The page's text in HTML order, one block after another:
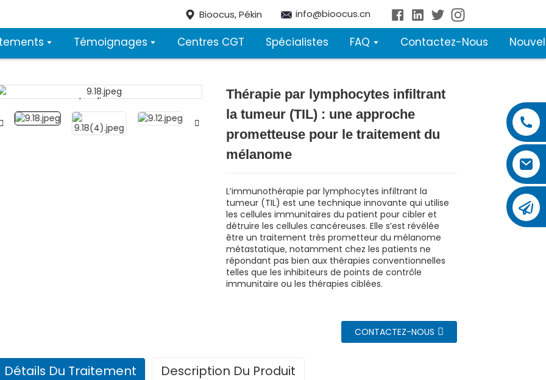
Bioocus, Pékin info@bioocus.cn
Témoignages Centres CGT Spécialistes FAQ Contactez-Nous
Loading...
Loading... Loading...
Loading... Loading...
Loading...
Thérapie par lymphocytes infiltrant
la tumeur (TIL) : une approche
prometteuse pour le traitement du
mélanome
L’immunothérapie par lymphocytes infiltrant la
tumeur (TIL) est une technique innovante qui utilise
les cellules immunitaires du patient pour cibler et
détruire les cellules cancéreuses. Elle s’est révélée
être un traitement très prometteur du mélanome
métastatique, notamment chez les patients ne
répondant pas bien aux thérapies conventionnelles
telles que les inhibiteurs de points de contrôle
immunitaire ou les thérapies ciblées.
CONTACTEZ-NOUS
Détails Du Traitement Description Du Produit